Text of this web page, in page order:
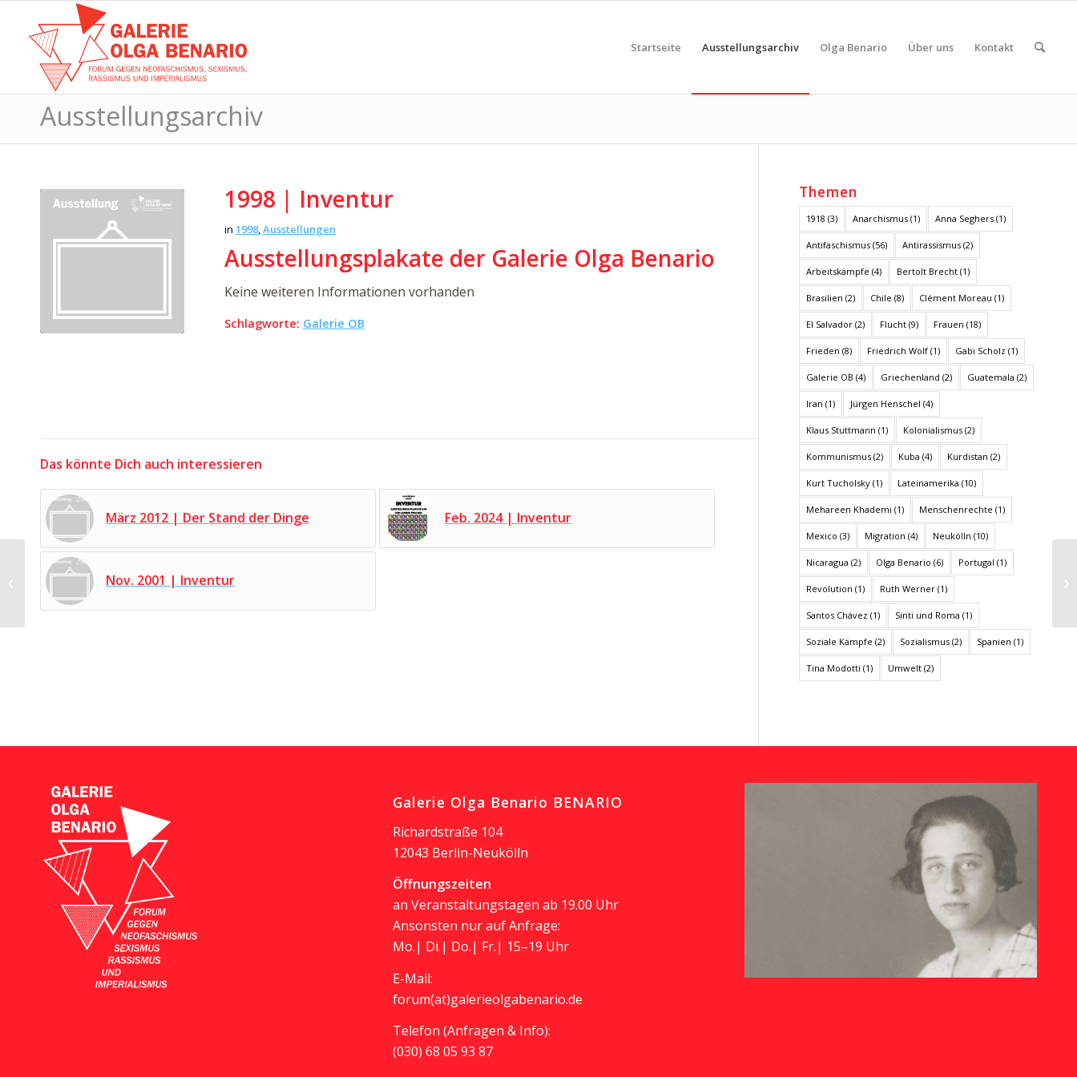
Startseite Ausstellungsarchiv Olga Benario Über uns Kontakt
Ausstellungsarchiv
1998 | Inventur
in 1998,Ausstellungen
Ausstellungsplakate der Galerie Olga Benario
Keine weiteren Informationen vorhanden
Schlagworte: Galerie OB
Das könnte Dich auch interessieren
März 2012 | Der Stand der Dinge Feb. 2024 | Inventur
Nov. 2001 | Inventur
Themen
1918 (3) Anarchismus(1) Anna Seghers(1)
Antifaschismus(56) Antirassismus(2)
Arbeitskämpfe (4) Bertolt Brecht(1)
Brasilien (2) Chile (8) Clément Moreau (1)
El Salvador(2) Flucht(9) Frauen (18)
Frieden (8) Friedrich Wolf(1) Gabi Scholz (1)
Galerie OB (4) Griechenland (2) Guatemala (2)
Iran (1) Jürgen Henschel (4)
Klaus Stuttmann (1) Kolonialismus(2)
Kommunismus(2) Kuba (4) Kurdistan (2)
Kurt Tucholsky(1) Lateinamerika (10)
Mehareen Khademi (1) Menschenrechte (1)
Mexico (3) Migration (4) Neukölln (10)
Nicaragua (2) Olga Benario (6) Portugal (1)
Revolution (1) Ruth Werner(1)
Santos Chávez (1) Sinti und Roma (1)
Soziale Kämpfe (2) Sozialismus(2) Spanien (1)
Tina Modotti (1) Umwelt(2)
Galerie Olga Benario BENARIO
Richardstraße 104
12043 Berlin-Neukölln
Öffnungszeiten
an Veranstaltungstagen ab 19.00 Uhr
Ansonsten nur auf Anfrage:
Mo.| Di.| Do.| Fr.| 15–19 Uhr
E-Mail:
forum(at)galerieolgabenario.de
Telefon (Anfragen & Info):
(030) 68 05 93 87
Nov. 1998 | Kinder und